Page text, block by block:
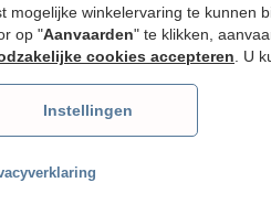
mogelijke winkelervaring te kunnen
op "Aanvaarden" te klikken,
cookies accepteren . U
Instellingen